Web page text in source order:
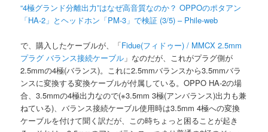
“4極グランド分離出力”はなぜ高音質なのか？ OPPOのポタアン
「HA-2」とヘッドホン「PM-3」で検証 (3/5) – Phile-web
で、購入したケーブルが、「Fidue(フィドゥー) / MMCX 2.5mm
プラグ バランス接続ケーブル 」なのだが、これがプラグ側が
2.5mmの4極(バランス)。これに2.5mmバランスから3.5mmバラ
ンスに変換する変換ケーブルが付属している。OPPO HA-2の場
合、3.5mmの4極出力なので(※3.5mm 3極(アンバランス)出力も兼
ねている)、バランス接続ケーブル使用時は3.5mm 4極への変換
ケーブルを付けて聞く訳だが、この時ちょっと困ることが起き